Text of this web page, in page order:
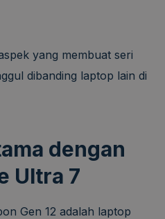
yang membuat seri
dibanding laptop lain di
dengan
Ultra 7
Gen 12 adalah laptop